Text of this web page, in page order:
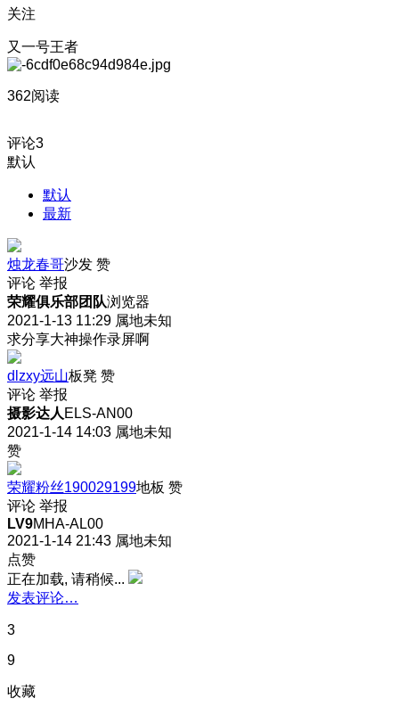
关注
又一号王者
362阅读
评论3
默认
默认
最新
烛龙春哥沙发 赞
评论 举报
荣耀俱乐部团队浏览器
2021-1-13 11:29 属地未知
求分享大神操作录屏啊
dlzxy远山板凳 赞
评论 举报
摄影达人 ELS-AN00
2021-1-14 14:03 属地未知
赞
荣耀粉丝190029199地板 赞
评论 举报
LV9MHA-AL00
2021-1-14 21:43 属地未知
点赞
正在加载, 请稍候...
发表评论…
3
9
收藏